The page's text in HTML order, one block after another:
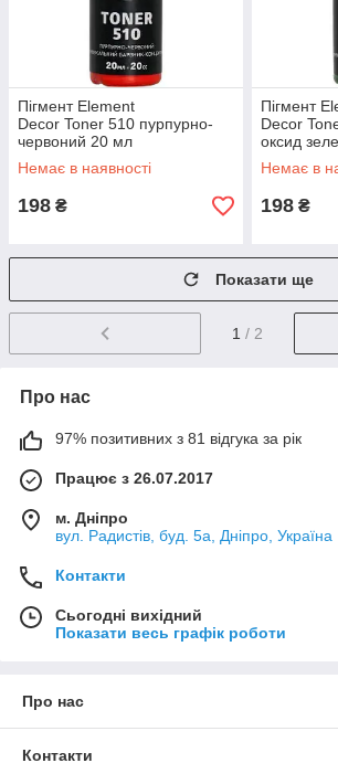
Пігмент Element
Decor Toner 510 пурпурно-
червоний 20 мл
Немає в наявності
198 ₴
Пігмент
Decor
оксид
Немає в
198 ₴
Показати ще
1 / 2
Про нас
97% позитивних з 81 відгука за рік
Працює з 26.07.2017
м. Дніпро
вул. Радистів, буд. 5а, Дніпро, Україна
Контакти
Сьогодні вихідний
Показати весь графік роботи
Про нас
Контакти